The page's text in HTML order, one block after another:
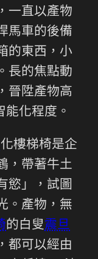
一直以產物
馬車的後備
的東西，小
長的焦點動
晉陞產物高
能化程度。
化樓梯椅是企
，帶著牛土
慾」，試圖
。產物，無
的白叟震旦
都可以經由